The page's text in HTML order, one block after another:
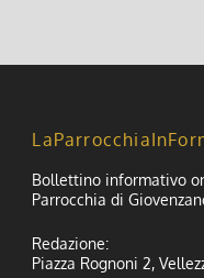
Bollettino informativo
Parrocchia di
Redazione:
Piazza Rognoni 2,